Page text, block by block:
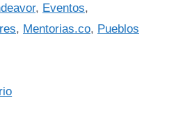
, Eventos,
, Mentorias.co, Pueblos